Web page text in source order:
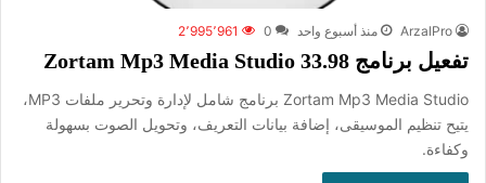
ArzalPro منذ أسبوع واحد 0 2٬995٬961
تفعيل برنامج Zortam Mp3 Media Studio 33.98
Zortam Mp3 Media Studio برنامج شامل لإدارة وتحرير ملفات MP3،
يتيح تنظيم الموسيقى، إضافة بيانات التعريف، وتحويل الصوت بسهولة
وكفاءة.